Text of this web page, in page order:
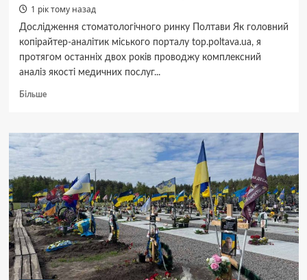
1 рік тому назад
Дослідження стоматологічного ринку Полтави Як головний
копірайтер-аналітик міського порталу top.poltava.ua, я
протягом останніх двох років проводжу комплексний
аналіз якості медичних послуг...
БільшеДокладніше
послуги
Полтаві:
профілактики
до
імплантації